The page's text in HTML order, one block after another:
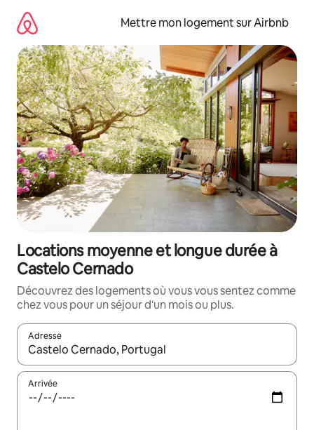
directement
contenu
Mettre mon logement sur Airbnb
Locations moyenne et longue durée à
Castelo Cernado
Découvrez des logements où vous vous sentez comme
chez vous pour un séjour d'un mois ou plus.
Adresse
Lorsque les résultats s'affichent, utilisez les flèches vers le
Arrivée